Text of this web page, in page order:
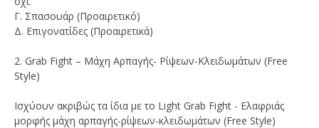
Γ. Σπασουάρ (Προαιρετικό)
Δ. Επιγονατίδες (Προαιρετικά)
2. Grab Fight – Μάχη Αρπαγής- Ρίψεων-Κλειδωμάτων (Free
Style)
Ισχύουν ακριβώς τα ίδια με το Light Grab Fight - Ελαφριάς
μορφής μάχη αρπαγής-ρίψεων-κλειδωμάτων (Free Style)